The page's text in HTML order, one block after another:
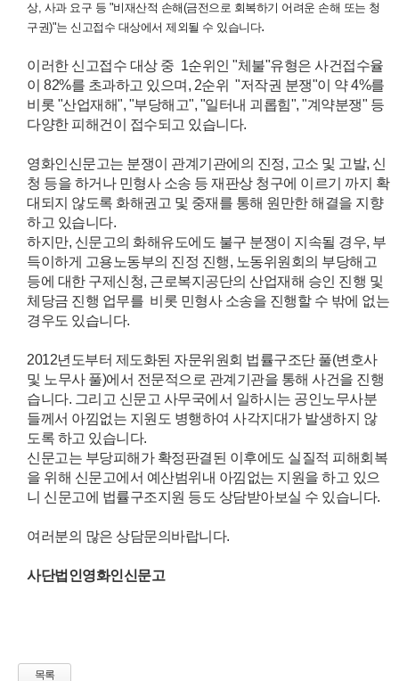
상, 사과 요구 등 "비재산적 손해(금전으로 회복하기 어려운 손해 또는 청
구권)"는 신고접수 대상에서 제외될 수 있습니다.
이러한 신고접수 대상 중 1순위인 "체불"유형은 사건접수율
이 82%를 초과하고 있으며, 2순위 "저작권 분쟁"이 약 4%를
비롯 "산업재해", "부당해고", "일터내 괴롭힘", "계약분쟁" 등
다양한 피해건이 접수되고 있습니다.
영화인신문고는 분쟁이 관계기관에의 진정, 고소 및 고발, 신
청 등을 하거나 민형사 소송 등 재판상 청구에 이르기 까지 확
대되지 않도록 화해권고 및 중재를 통해 원만한 해결을 지향
하고 있습니다.
하지만, 신문고의 화해유도에도 불구 분쟁이 지속될 경우, 부
득이하게 고용노동부의 진정 진행, 노동위원회의 부당해고
등에 대한 구제신청, 근로복지공단의 산업재해 승인 진행 및
체당금 진행 업무를 비롯 민형사 소송을 진행할 수 밖에 없는
경우도 있습니다.
2012년도부터 제도화된 자문위원회 법률구조단 풀(변호사
및 노무사 풀)에서 전문적으로 관계기관을 통해 사건을 진행
습니다. 그리고 신문고 사무국에서 일하시는 공인노무사분
들께서 아낌없는 지원도 병행하여 사각지대가 발생하지 않
도록 하고 있습니다.
신문고는 부당피해가 확정판결된 이후에도 실질적 피해회복
을 위해 신문고에서 예산범위내 아낌없는 지원을 하고 있으
니 신문고에 법률구조지원 등도 상담받아보실 수 있습니다.
여러분의 많은 상담문의바랍니다.
사단법인영화인신문고
목록